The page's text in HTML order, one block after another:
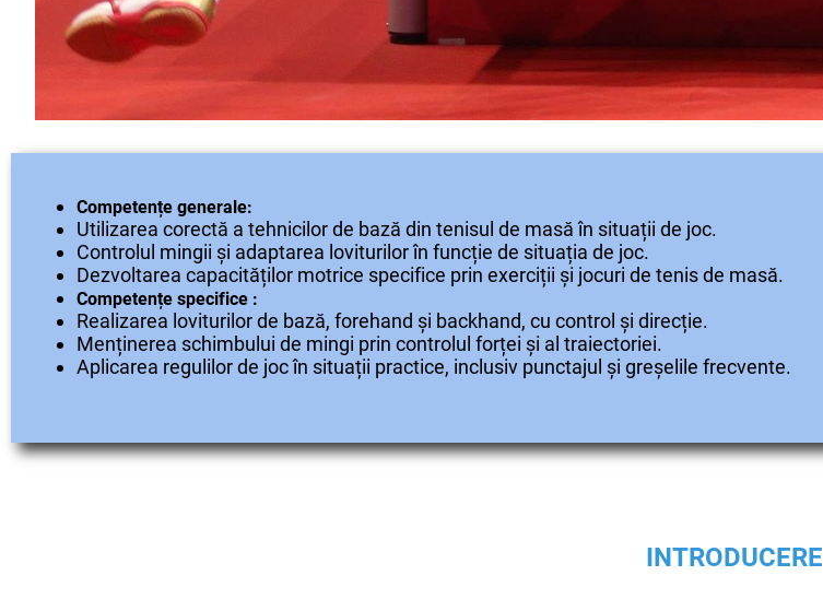
Competențe generale:
Utilizarea corectă a tehnicilor de bază din tenisul de masă în situații de joc.
Controlul mingii și adaptarea loviturilor în funcție de situația de joc.
Dezvoltarea capacităților motrice specifice prin exerciții și jocuri de tenis de masă.
Competențe specifice :
Realizarea loviturilor de bază, forehand și backhand, cu control și direcție.
Menținerea schimbului de mingi prin controlul forței și al traiectoriei.
Aplicarea regulilor de joc în situații practice, inclusiv punctajul și greșelile frecvente.
INTRODUCERE